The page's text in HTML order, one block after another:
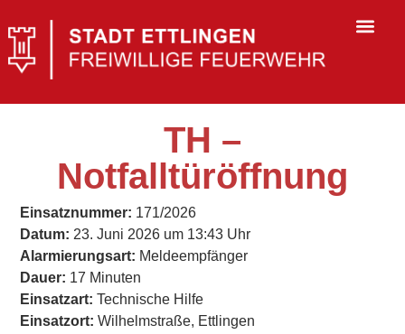
TH –
Notfalltüröffnung
Einsatznummer: 171/2026
Datum: 23. Juni 2026 um 13:43 Uhr
Alarmierungsart: Meldeempfänger
Dauer: 17 Minuten
Einsatzart: Technische Hilfe
Einsatzort: Wilhelmstraße, Ettlingen